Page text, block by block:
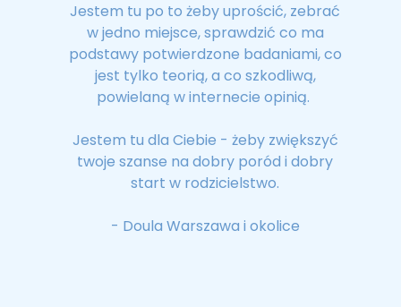
Jestem tu po to żeby uprościć, zebrać
w jedno miejsce, sprawdzić co ma
podstawy potwierdzone badaniami, co
jest tylko teorią, a co szkodliwą,
powielaną w internecie opinią.
Jestem tu dla Ciebie - żeby zwiększyć
twoje szanse na dobry poród i dobry
start w rodzicielstwo.
- Doula Warszawa i okolice